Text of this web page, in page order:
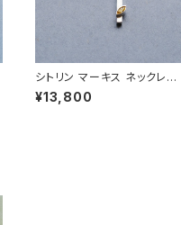
シトリン マーキス ネックレス
シルバー925 11月誕生石 メ
ズ ユニセックス
¥13,800